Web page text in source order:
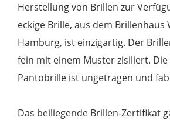
Herstellung von Brillen zur
eckige Brille, aus dem Brillenhaus
Hamburg, ist einzigartig. Der
fein mit einem Muster zisiliert.
Pantobrille ist ungetragen und
Das beiliegende Brillen-Zertifikat